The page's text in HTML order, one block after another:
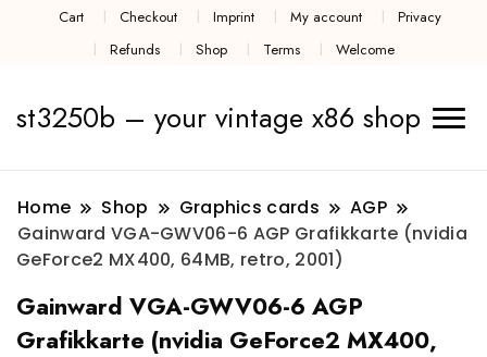
Cart Checkout Imprint My account
Privacy
Refunds
Shop Terms Welcome
st3250b – your vintage x86 shop
Home Shop Graphics cards
AGP
Gainward VGA-GWV06-6 AGP Grafikkarte (nvidia
GeForce2 MX400, 64MB, retro, 2001)
Gainward VGA-GWV06-6 AGP
Grafikkarte (nvidia GeForce2 MX400,